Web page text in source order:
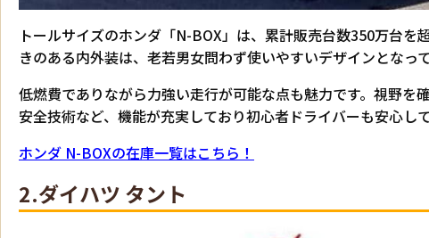
トールサイズのホンダ「N-BOX」は、累計販売台数350万台を
きのある内外装は、老若男女問わず使いやすいデザインとなって
低燃費でありながら力強い走行が可能な点も魅力です。視野を
安全技術など、機能が充実しており初心者ドライバーも安心し
ホンダ N-BOXの在庫一覧はこちら！
2.ダイハツ タント